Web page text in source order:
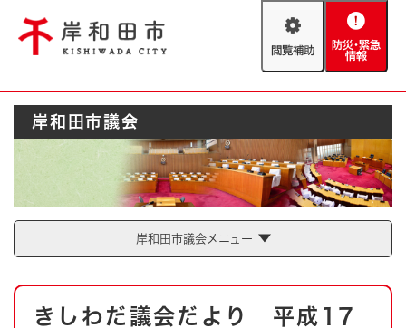
閲
助
防
緊
情
報
Foreign language
やさしい日本語
とじる
防災・緊急情報
ハザードマップ AED設置箇所
とじる
岸和田市議会
岸和田市議会メニュー
本
きしわだ議会だより 平成17